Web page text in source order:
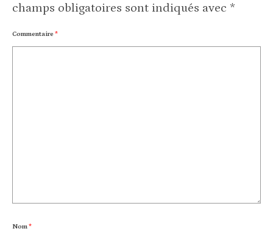
champs obligatoires sont indiqués avec *
Commentaire *
Nom*